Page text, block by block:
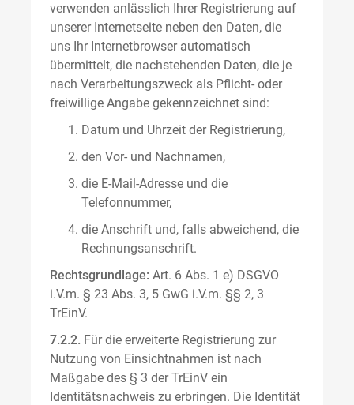
verwenden anlässlich Ihrer Registrierung auf
unserer Internetseite neben den Daten, die
uns Ihr Internetbrowser automatisch
übermittelt, die nachstehenden Daten, die je
nach Verarbeitungszweck als Pflicht- oder
freiwillige Angabe gekennzeichnet sind:
Datum und Uhrzeit der Registrierung,
den Vor- und Nachnamen,
die E-Mail-Adresse und die
Telefonnummer,
die Anschrift und, falls abweichend, die
Rechnungsanschrift.
Rechtsgrundlage: Art. 6 Abs. 1 e) DSGVO
i.V.m. § 23 Abs. 3, 5 GwG i.V.m. §§ 2, 3
TrEinV.
7.2.2. Für die erweiterte Registrierung zur
Nutzung von Einsichtnahmen ist nach
Maßgabe des § 3 der TrEinV ein
Identitätsnachweis zu erbringen. Die Identität